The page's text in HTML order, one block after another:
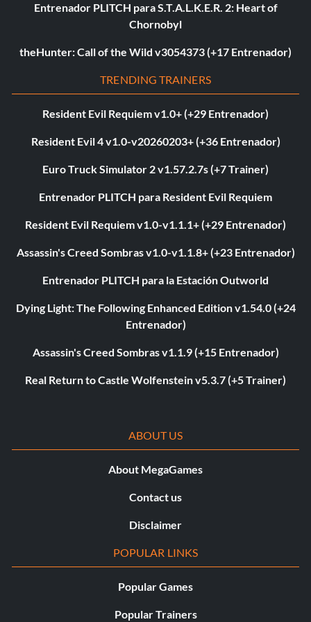
Entrenador PLITCH para S.T.A.L.K.E.R. 2: Heart of
Chornobyl
theHunter: Call of the Wild v3054373 (+17 Entrenador)
TRENDING TRAINERS
Resident Evil Requiem v1.0+ (+29 Entrenador)
Resident Evil 4 v1.0-v20260203+ (+36 Entrenador)
Euro Truck Simulator 2 v1.57.2.7s (+7 Trainer)
Entrenador PLITCH para Resident Evil Requiem
Resident Evil Requiem v1.0-v1.1.1+ (+29 Entrenador)
Assassin's Creed Sombras v1.0-v1.1.8+ (+23 Entrenador)
Entrenador PLITCH para la Estación Outworld
Dying Light: The Following Enhanced Edition v1.54.0 (+24
Entrenador)
Assassin's Creed Sombras v1.1.9 (+15 Entrenador)
Real Return to Castle Wolfenstein v5.3.7 (+5 Trainer)
ABOUT US
About MegaGames
Contact us
Disclaimer
POPULAR LINKS
Popular Games
Popular Trainers